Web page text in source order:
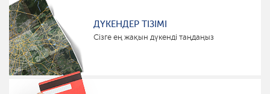
ДҮКЕНДЕР ТІЗІМІ
Сізге ең жақын дүкенді таңдаңыз